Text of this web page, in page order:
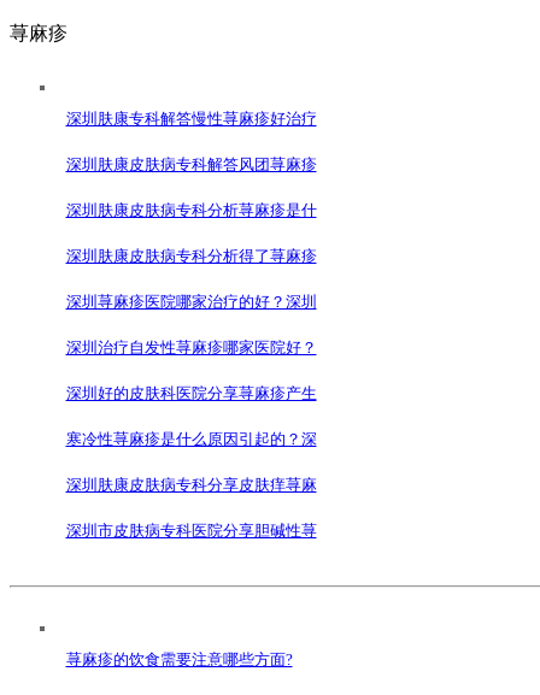
荨麻疹
深圳肤康专科解答慢性荨麻疹好治疗
深圳肤康皮肤病专科解答风团荨麻疹
深圳肤康皮肤病专科分析荨麻疹是什
深圳肤康皮肤病专科分析得了荨麻疹
深圳荨麻疹医院哪家治疗的好？深圳
深圳治疗自发性荨麻疹哪家医院好？
深圳好的皮肤科医院分享荨麻疹产生
寒冷性荨麻疹是什么原因引起的？深
深圳肤康皮肤病专科分享皮肤痒荨麻
深圳市皮肤病专科医院分享胆碱性荨
荨麻疹的饮食需要注意哪些方面?